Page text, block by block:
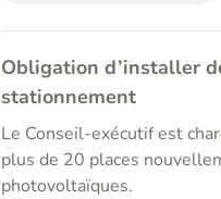
Obligation d’installer
stationnement
Le Conseil-exécutif est
plus de 20 places
photovoltaïques.